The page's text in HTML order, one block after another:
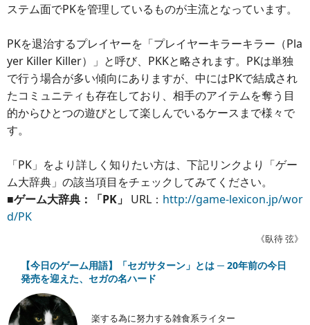
ステム面でPKを管理しているものが主流となっています。
PKを退治するプレイヤーを「プレイヤーキラーキラー（Pla
yer Killer Killer）」と呼び、PKKと略されます。PKは単独
で行う場合が多い傾向にありますが、中にはPKで結成され
たコミュニティも存在しており、相手のアイテムを奪う目
的からひとつの遊びとして楽しんでいるケースまで様々で
す。
「PK」をより詳しく知りたい方は、下記リンクより「ゲー
ム大辞典」の該当項目をチェックしてみてください。
■ゲーム大辞典：「PK」 URL： http://game-lexicon.jp/wor
d/PK
《臥待 弦》
【今日のゲーム用語】「セガサターン」とは ─ 20年前の今日
発売を迎えた、セガの名ハード
楽する為に努力する雑食系ライター